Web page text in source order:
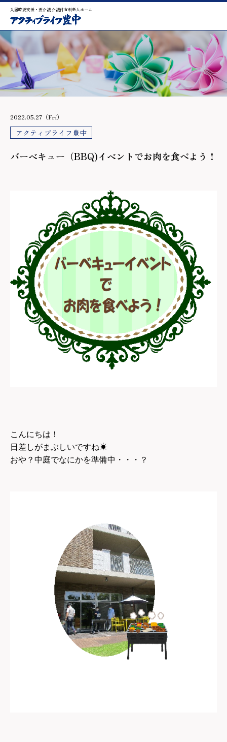
入居時要支援・要介護 介護付有料老人ホーム
2022.05.27（Fri）
アクティブライフ豊中
バーベキュー（BBQ)イベントでお肉を食べよう！
こんにちは！
日差しがまぶしいですね☀
おや？中庭でなにかを準備中・・・？